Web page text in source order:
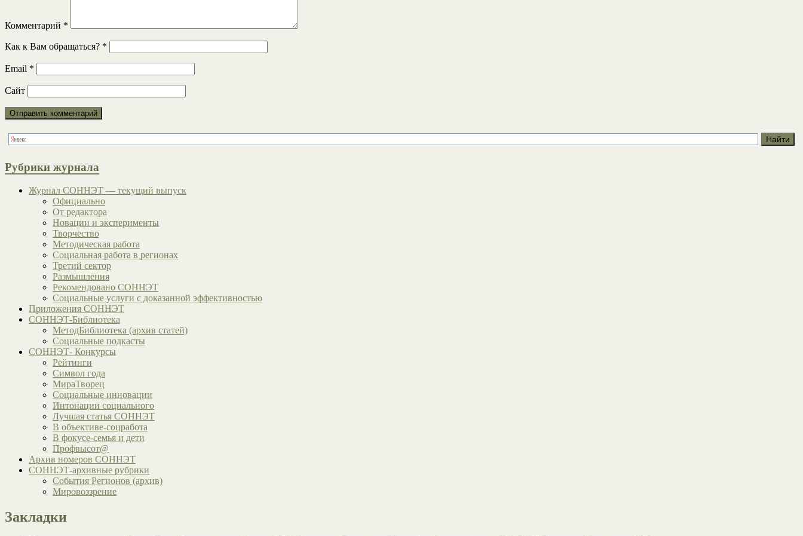
Комментарий *
Как к Вам обращаться? *
Email *
Сайт
Рубрики журнала
Журнал СОННЭТ — текущий выпуск
Официально
От редактора
Новации и эксперименты
Творчество
Методическая работа
Социальная работа в регионах
Третий сектор
Размышления
Рекомендовано СОННЭТ
Социальные услуги с доказанной эффективностью
Приложения СОННЭТ
СОННЭТ-Библиотека
МетодБиблиотека (архив статей)
Социальные подкасты
СОННЭТ- Конкурсы
Рейтинги
Символ года
МираТворец
Социальные инновации
Интонации социального
Лучшая статья СОННЭТ
В объективе-соцработа
В фокусе-семья и дети
Профвысот@
Архив номеров СОННЭТ
СОННЭТ-архивные рубрики
События Регионов (архив)
Мировоззрение
Закладки